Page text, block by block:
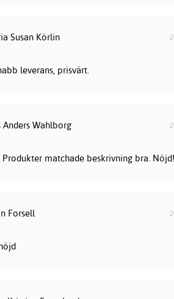
Susan Körlin
leverans, prisvärt.
Anders Wahlborg
matchade beskrivning bra. Nöjd!
Forsell